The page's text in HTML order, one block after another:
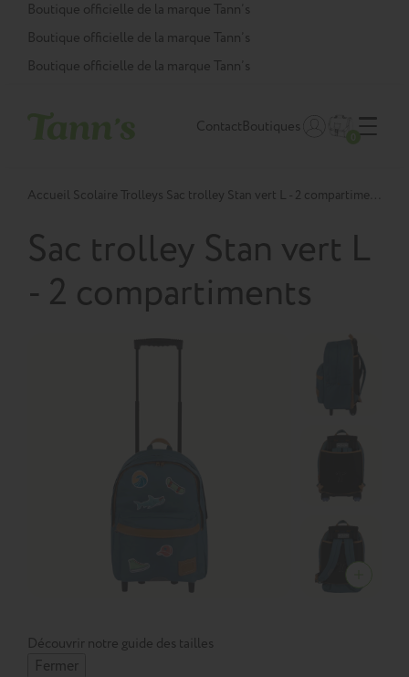
Panneau de gestion des cookies
Boutique officielle de la marque Tann’s
Boutique officielle de la marque Tann’s
Boutique officielle de la marque Tann’s
ContactBoutiques
Accueil Scolaire Trolleys Sac trolley Stan vert L - 2 compartiments
Sac trolley Stan vert L
- 2 compartiments
Découvrir notre guide des tailles
Fermer